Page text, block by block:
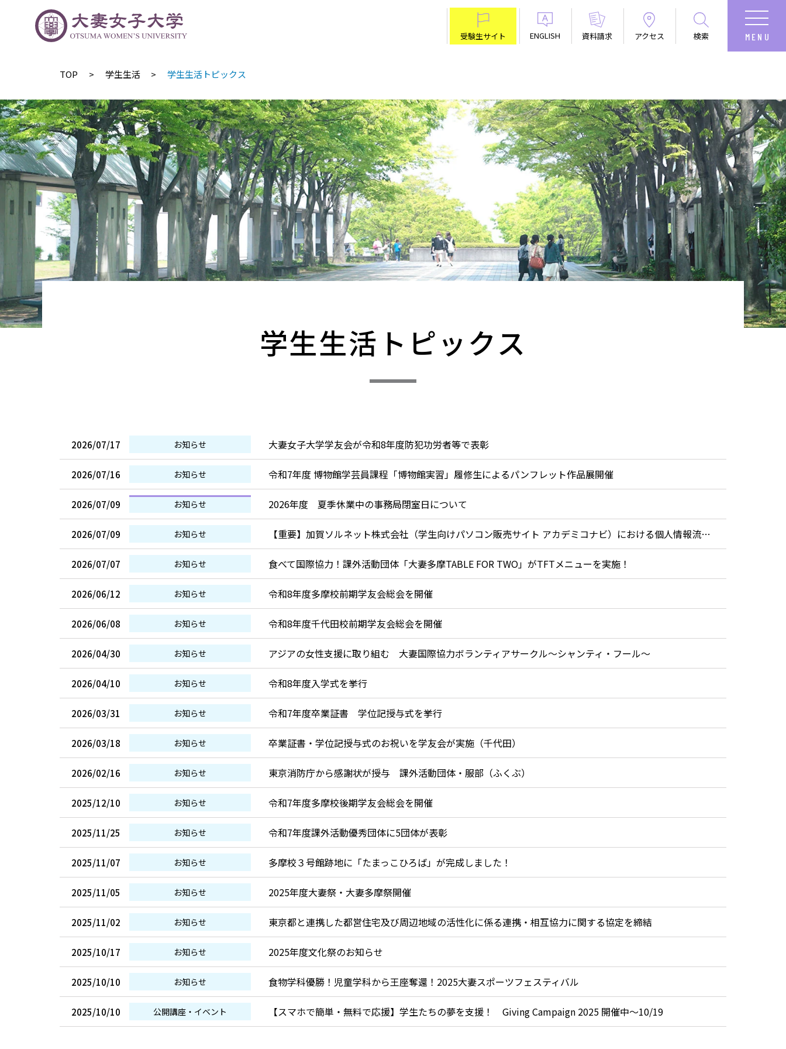
受験生サイト ENGLISH 資料請求 アクセス 検索
TOP ​学生生活 学生生活トピックス
​学生生活トピックス
2026/07/17 お知らせ 大妻女子大学学友会が令和8年度防犯功労者等で表彰
2026/07/16 お知らせ 令和7年度 博物館学芸員課程「博物館実習」履修生によるパンフレット作品展開催
2026/07/09 お知らせ 2026年度 夏季休業中の事務局閉室日について
2026/07/09 お知らせ 【重要】加賀ソルネット株式会社（学生向けパソコン販売サイト アカデミコナビ）における個人情報流出の可能性に伴う注意喚起について
2026/07/07 お知らせ 食べて国際協力！課外活動団体「大妻多摩TABLE FOR TWO」がTFTメニューを実施！
2026/06/12 お知らせ 令和8年度多摩校前期学友会総会を開催
2026/06/08 お知らせ 令和8年度千代田校前期学友会総会を開催
2026/04/30 お知らせ アジアの女性支援に取り組む 大妻国際協力ボランティアサークル〜シャンティ・フール〜
2026/04/10 お知らせ 令和8年度入学式を挙行
2026/03/31 お知らせ 令和7年度卒業証書 学位記授与式を挙行
2026/03/18 お知らせ 卒業証書・学位記授与式のお祝いを学友会が実施（千代田）
2026/02/16 お知らせ 東京消防庁から感謝状が授与 課外活動団体・服部（ふくぶ）
2025/12/10 お知らせ 令和7年度多摩校後期学友会総会を開催
2025/11/25 お知らせ 令和7年度課外活動優秀団体に5団体が表彰
2025/11/07 お知らせ 多摩校３号館跡地に「たまっこひろば」が完成しました！
2025/11/05 お知らせ 2025年度大妻祭・大妻多摩祭開催
2025/11/02 お知らせ 東京都と連携した都営住宅及び周辺地域の活性化に係る連携・相互協力に関する協定を締結
2025/10/17 お知らせ 2025年度文化祭のお知らせ
2025/10/10 お知らせ 食物学科優勝！児童学科から王座奪還！2025大妻スポーツフェスティバル
2025/10/10 公開講座・イベント 【スマホで簡単・無料で応援】学生たちの夢を支援！ Giving Campaign 2025 開催中～10/19